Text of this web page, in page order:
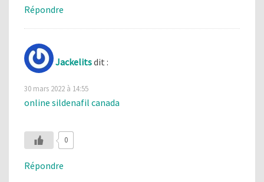
Répondre
Jackelitsdit :
30 mars 2022 à 14:55
online sildenafil canada
0
Répondre